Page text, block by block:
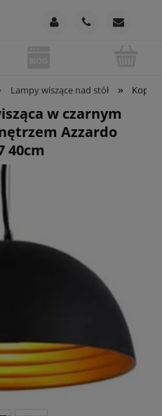
Lampy wiszące nad stół »
w czarnym
Azzardo
40cm